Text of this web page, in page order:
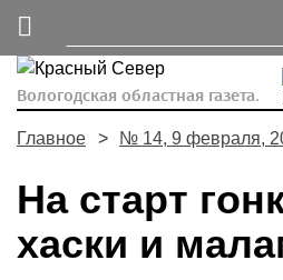
Вологодская областная газета.
Главное № 14, 9 февраля,
На старт
хаски и